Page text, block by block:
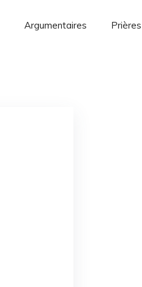
Argumentaires Prières